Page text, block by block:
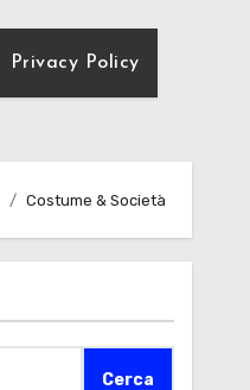
Privacy Policy
Costume & Società
Cerca